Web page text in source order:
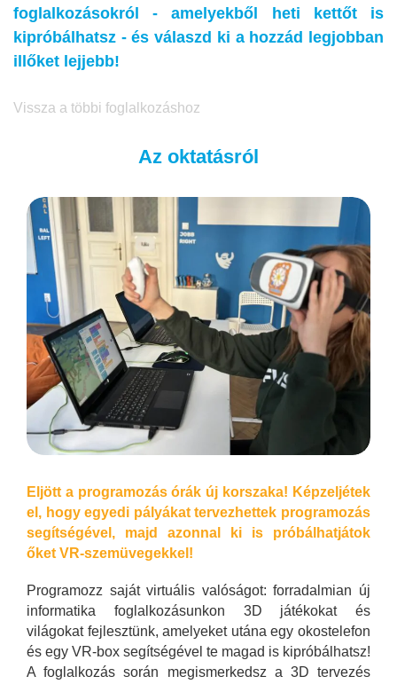
foglalkozásokról - amelyekből heti kettőt is
kipróbálhatsz - és válaszd ki a hozzád legjobban
illőket lejjebb!
Vissza a többi foglalkozáshoz
Az oktatásról
Eljött a programozás órák új korszaka! Képzeljétek
el, hogy egyedi pályákat tervezhettek programozás
segítségével, majd azonnal ki is próbálhatjátok
őket VR-szemüvegekkel!
Programozz saját virtuális valóságot: forradalmian új
informatika foglalkozásunkon 3D játékokat és
világokat fejlesztünk, amelyeket utána egy okostelefon
és egy VR-box segítségével te magad is kipróbálhatsz!
A foglalkozás során megismerkedsz a 3D tervezés